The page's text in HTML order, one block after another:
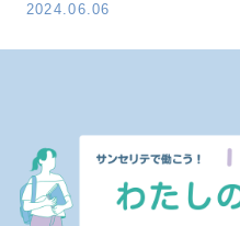
2024.06.06